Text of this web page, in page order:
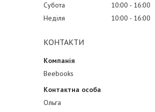
Субота
10:00
16:00
Неділя
10:00 16:00
КОНТАКТИ
Beebooks
Ольга